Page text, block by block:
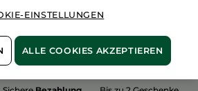
EINSTELLUNGEN
ALLE COOKIES AKZEPTIEREN